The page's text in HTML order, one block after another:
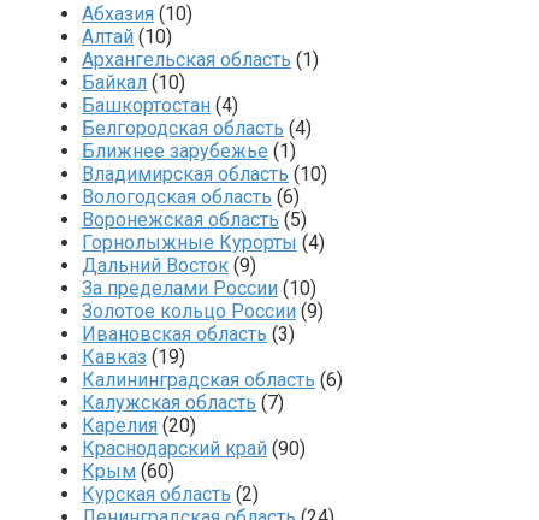
Абхазия (10)
Алтай (10)
Архангельская область (1)
Байкал (10)
Башкортостан (4)
Белгородская область (4)
Ближнее зарубежье (1)
Владимирская область (10)
Вологодская область (6)
Воронежская область (5)
Горнолыжные Курорты (4)
Дальний Восток (9)
За пределами России (10)
Золотое кольцо России (9)
Ивановская область (3)
Кавказ (19)
Калининградская область (6)
Калужская область (7)
Карелия (20)
Краснодарский край (90)
Крым (60)
Курская область (2)